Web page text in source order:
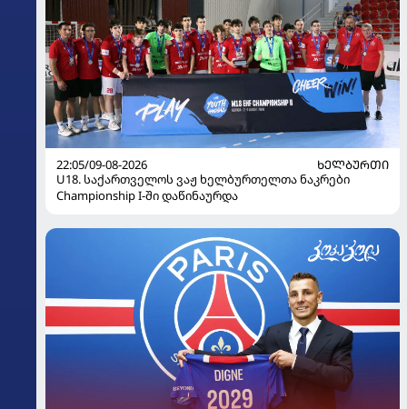
22:05/09-08-2026
ᲮᲔᲚᲑᲣᲠᲗᲘ
U18. საქართველოს ვაჟ ხელბურთელთა ნაკრები
Championship I-ში დაწინაურდა